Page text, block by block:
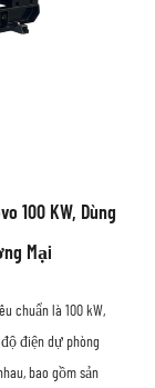
100 KW, Dùng
Mại
chuẩn là 100 kW,
điện dự phòng
bao gồm sản